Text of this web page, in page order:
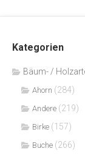
Kategorien
Bäum- /
Ahorn (284)
Andere (219)
Birke (157)
Buche (266)